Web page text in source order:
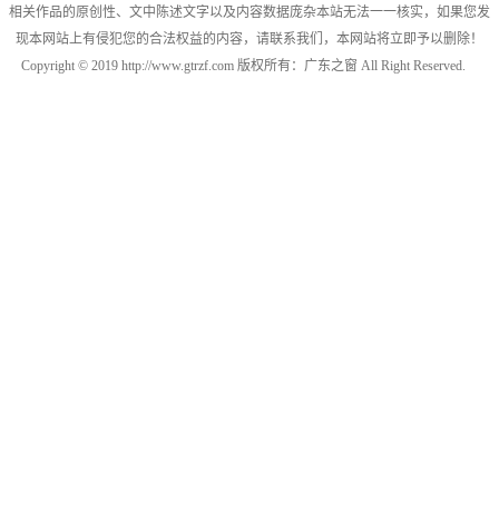
相关作品的原创性、文中陈述文字以及内容数据庞杂本站无法一一核实，如果您发
现本网站上有侵犯您的合法权益的内容，请联系我们，本网站将立即予以删除！
Copyright © 2019 http://www.gtrzf.com 版权所有：广东之窗 All Right Reserved.